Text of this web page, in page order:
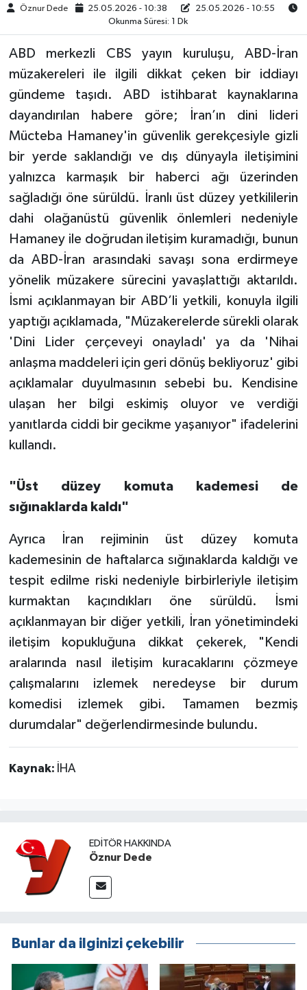
Öznur Dede 25.05.2026 - 10:38
25.05.2026 - 10:55
Okunma Süresi: 1 Dk
ABD merkezli CBS yayın kuruluşu, ABD-İran
müzakereleri ile ilgili dikkat çeken bir iddiayı
gündeme taşıdı. ABD istihbarat kaynaklarına
dayandırılan habere göre; İran’ın dini lideri
Mücteba Hamaney'in güvenlik gerekçesiyle gizli
bir yerde saklandığı ve dış dünyayla iletişimini
yalnızca karmaşık bir haberci ağı üzerinden
sağladığı öne sürüldü. İranlı üst düzey yetkililerin
dahi olağanüstü güvenlik önlemleri nedeniyle
Hamaney ile doğrudan iletişim kuramadığı, bunun
da ABD-İran arasındaki savaşı sona erdirmeye
yönelik müzakere sürecini yavaşlattığı aktarıldı.
İsmi açıklanmayan bir ABD’li yetkili, konuyla ilgili
yaptığı açıklamada, "Müzakerelerde sürekli olarak
'Dini Lider çerçeveyi onayladı' ya da 'Nihai
anlaşma maddeleri için geri dönüş bekliyoruz' gibi
açıklamalar duyulmasının sebebi bu. Kendisine
ulaşan her bilgi eskimiş oluyor ve verdiği
yanıtlarda ciddi bir gecikme yaşanıyor" ifadelerini
kullandı.
"Üst düzey komuta kademesi de
sığınaklarda kaldı"
Ayrıca İran rejiminin üst düzey komuta
kademesinin de haftalarca sığınaklarda kaldığı ve
tespit edilme riski nedeniyle birbirleriyle iletişim
kurmaktan kaçındıkları öne sürüldü. İsmi
açıklanmayan bir diğer yetkili, İran yönetimindeki
iletişim kopukluğuna dikkat çekerek, "Kendi
aralarında nasıl iletişim kuracaklarını çözmeye
çalışmalarını izlemek neredeyse bir durum
komedisi izlemek gibi. Tamamen bezmiş
durumdalar" değerlendirmesinde bulundu.
Kaynak: İHA
EDITÖR HAKKINDA
Öznur Dede
Bunlar da ilginizi çekebilir